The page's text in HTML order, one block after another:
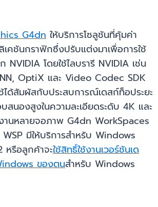
G4dn ให้บริการโซลูชันที่คุ้มค่า
คชันกราฟิกซึ่งปรับแต่งมาเพื่อการใช้
NVIDIA โดยใช้ไลบรารี NVIDIA เช่น
OptiX และ Video Codec SDK
ได้สัมผัสกับประสบการณ์เดสก์ท็อประยะ
สนองสูงในความละเอียดระดับ 4K และ
านหลายจอภาพ G4dn WorkSpaces
มีให้บริการสำหรับ Windows
หรือลูกค้าจะใช้สิทธิ์ใช้งานเวอร์ชันเด
ของตนสำหรับ Windows